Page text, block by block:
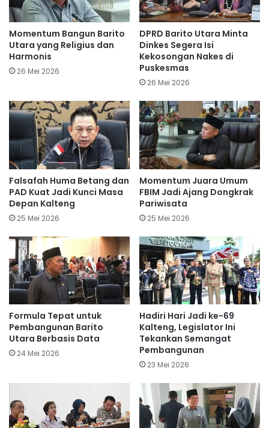
Momentum Bangun Barito
Utara yang Religius dan
Harmonis
26 Mei 2026
DPRD Barito Utara Minta
Dinkes Segera Isi
Kekosongan Nakes di
Puskesmas
26 Mei 2026
Falsafah Huma Betang dan
PAD Kuat Jadi Kunci Masa
Depan Kalteng
25 Mei 2026
Momentum Juara Umum
FBIM Jadi Ajang Dongkrak
Pariwisata
25 Mei 2026
Formula Tepat untuk
Pembangunan Barito
Utara Berbasis Data
24 Mei 2026
Hadiri Hari Jadi ke-69
Kalteng, Legislator Ini
Tekankan Semangat
Pembangunan
23 Mei 2026